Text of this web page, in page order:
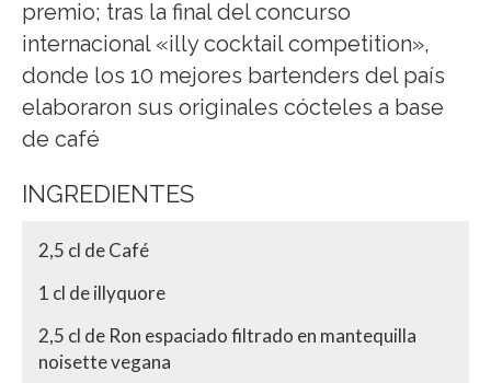
premio; tras la final del concurso
internacional «illy cocktail competition»,
donde los 10 mejores bartenders del país
elaboraron sus originales cócteles a base
de café
INGREDIENTES
2,5 cl de Café
1 cl de illyquore
2,5 cl de Ron espaciado filtrado en mantequilla
noisette vegana